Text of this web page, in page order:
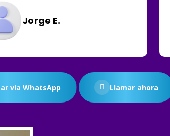
Jorge E.
vía WhatsApp Llamar ahora